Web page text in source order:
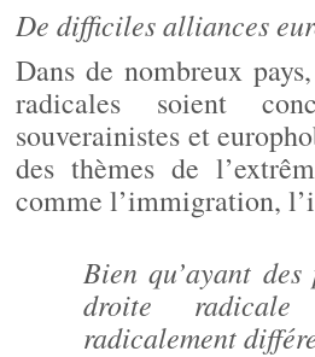
De difficiles alliances
Dans de nombreux
radicales soient
souverainistes et
des thèmes de
comme l’immigration,
Bien qu’ayant
droite radicale
radicalement